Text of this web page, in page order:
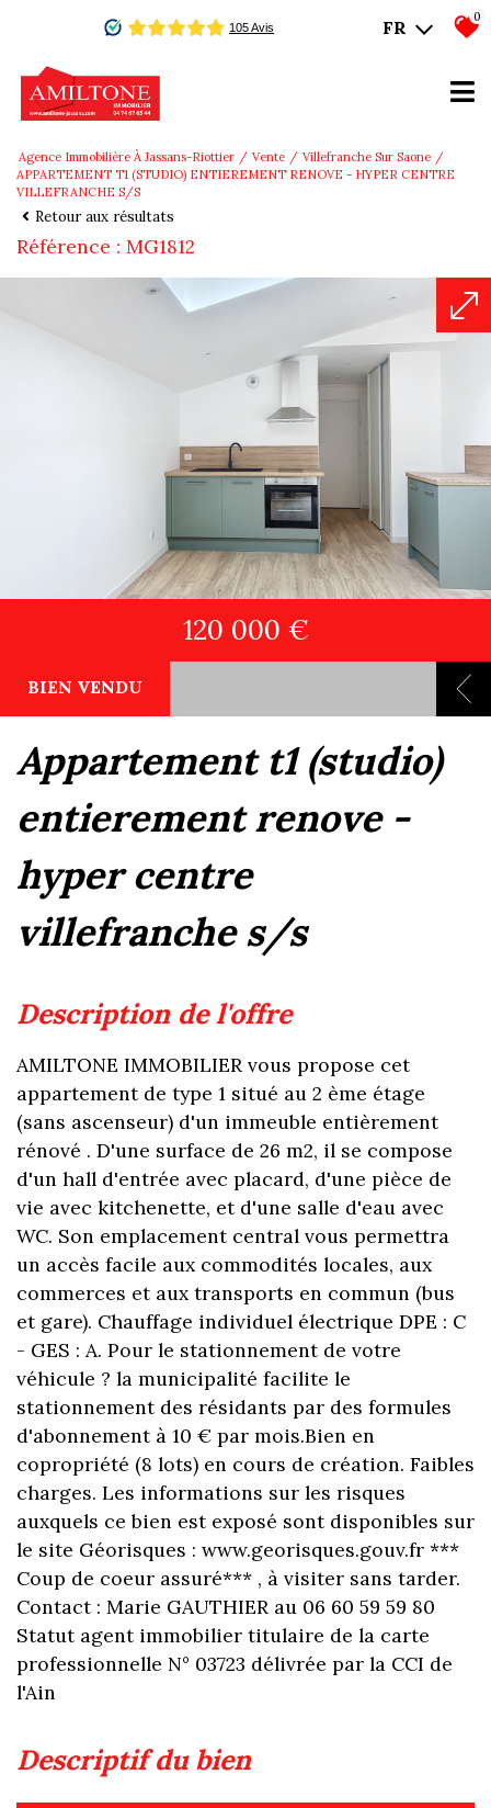
FR
0
Agence Immobilière À Jassans-Riottier Vente
Villefranche Sur Saone
APPARTEMENT T1 (STUDIO) ENTIEREMENT RENOVE - HYPER CENTRE
VILLEFRANCHE S/S
Retour aux résultats
Référence : MG1812
BIEN VENDU
120 000 €
appartement t1 (studio)
entierement renove -
hyper centre
villefranche s/s
description de l'offre
AMILTONE IMMOBILIER vous propose cet
appartement de type 1 situé au 2 ème étage
(sans ascenseur) d'un immeuble entièrement
rénové . D'une surface de 26 m2, il se compose
d'un hall d'entrée avec placard, d'une pièce de
vie avec kitchenette, et d'une salle d'eau avec
WC. Son emplacement central vous permettra
un accès facile aux commodités locales, aux
commerces et aux transports en commun (bus
et gare). Chauffage individuel électrique DPE : C
- GES : A. Pour le stationnement de votre
véhicule ? la municipalité facilite le
stationnement des résidants par des formules
d'abonnement à 10 € par mois.Bien en
copropriété (8 lots) en cours de création. Faibles
charges. Les informations sur les risques
auxquels ce bien est exposé sont disponibles sur
le site Géorisques : www.georisques.gouv.fr ***
Coup de coeur assuré*** , à visiter sans tarder.
Contact : Marie GAUTHIER au 06 60 59 59 80
Statut agent immobilier titulaire de la carte
professionnelle N° 03723 délivrée par la CCI de
l'Ain
descriptif du bien